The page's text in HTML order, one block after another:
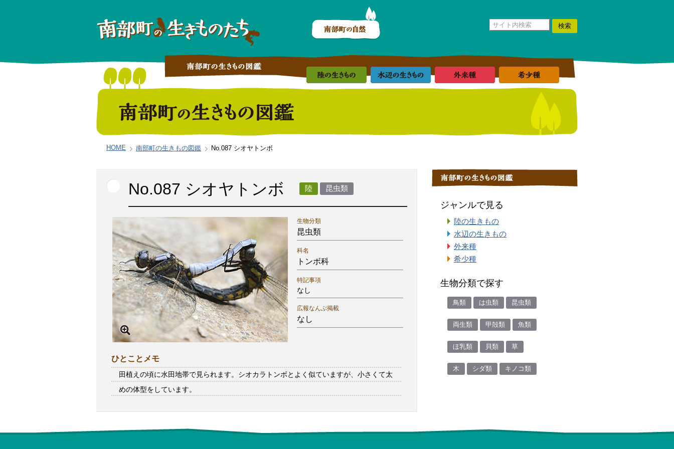
HOME 南部町の生きもの図鑑 No.087 シオヤトンボ
No.087 シオヤトンボ 陸 昆虫類
生物分類
昆虫類
科名
トンボ科
特記事項
なし
広報なんぶ掲載
なし
ひとことメモ
田植えの頃に水田地帯で見られます。シオカラトンボとよく似ていますが、小さくて太
めの体型をしています。
ジャンルで見る
陸の生きもの
水辺の生きもの
外来種
希少種
生物分類で探す
鳥類 は虫類 昆虫類
両生類 甲殻類 魚類
ほ乳類 貝類 草
木 シダ類 キノコ類